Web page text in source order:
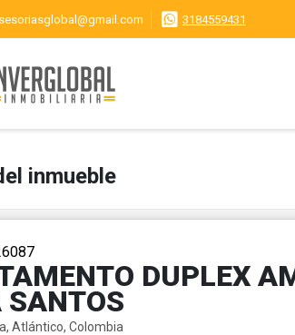
3184559431
inmueble
DUPLEX
Atlántico, Colombia